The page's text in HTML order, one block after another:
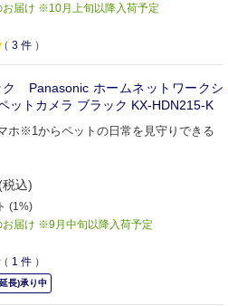
お届け ※10月上旬以降入荷予定
3 件 ）
ク Panasonic ホームネットワークシ
ットカメラ ブラック KX-HDN215-K
ホ※1からペットの日常を見守りできる
税込)
(1%)
お届け ※9月中旬以降入荷予定
1 件 ）
長)承り中